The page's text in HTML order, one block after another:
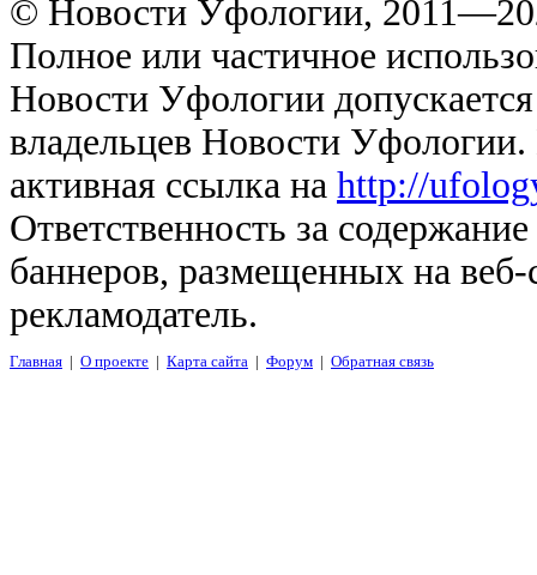
© Новости Уфологии,
Полное или частичное
Новости Уфологии
владельцев Новости
активная ссылка на http://
Ответственность за
баннеров, размещенных на
рекламодатель.
Главная | О проекте | Карта сайта | Форум | Обратная связь